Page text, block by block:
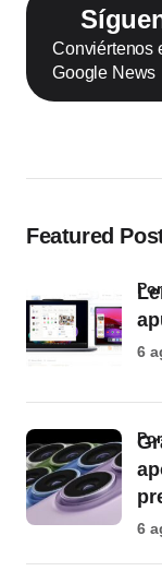
Conviértenos
Google News
Featured
6
6